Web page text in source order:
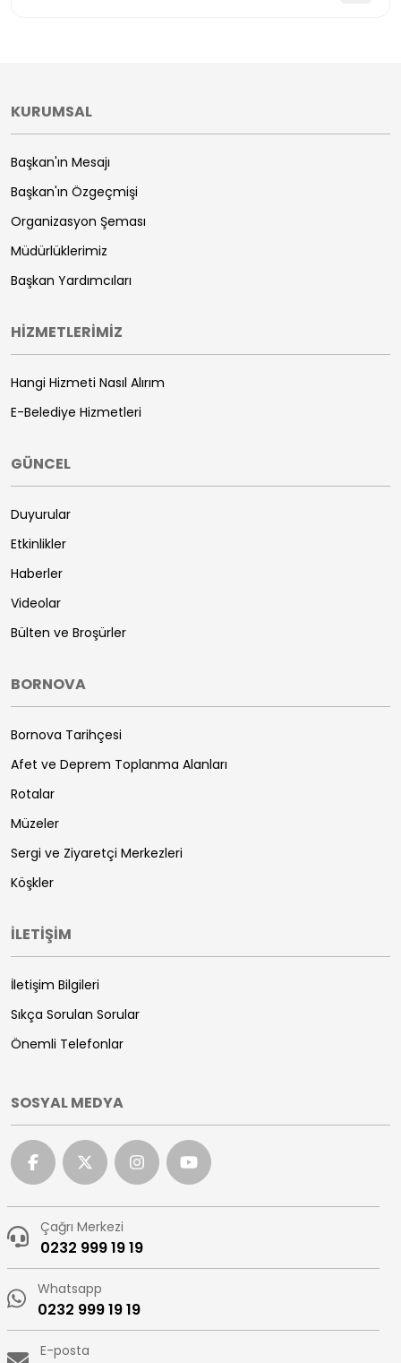
KURUMSAL
Başkan'ın Mesajı
Başkan'ın Özgeçmişi
Organizasyon Şeması
Müdürlüklerimiz
Başkan Yardımcıları
HİZMETLERİMİZ
Hangi Hizmeti Nasıl Alırım
E-Belediye Hizmetleri
GÜNCEL
Duyurular
Etkinlikler
Haberler
Videolar
Bülten ve Broşürler
BORNOVA
Bornova Tarihçesi
Afet ve Deprem Toplanma Alanları
Rotalar
Müzeler
Sergi ve Ziyaretçi Merkezleri
Köşkler
İLETİŞİM
İletişim Bilgileri
Sıkça Sorulan Sorular
Önemli Telefonlar
SOSYAL MEDYA
Çağrı Merkezi
0232 999 19 19
Whatsapp
0232 999 19 19
E-posta